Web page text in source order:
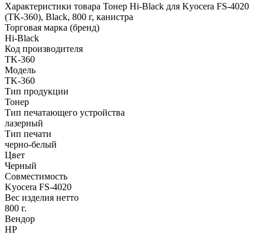
Характеристики товара Тонер Hi-Black для Kyocera FS-4020
(TK-360), Black, 800 г, канистра
Торговая марка (бренд)
Hi-Black
Код производителя
TK-360
Модель
TK-360
Тип продукции
Тонер
Тип печатающего устройства
лазерный
Тип печати
черно-белый
Цвет
Черный
Совместимость
Kyocera FS-4020
Вес изделия нетто
800 г.
Вендор
HP